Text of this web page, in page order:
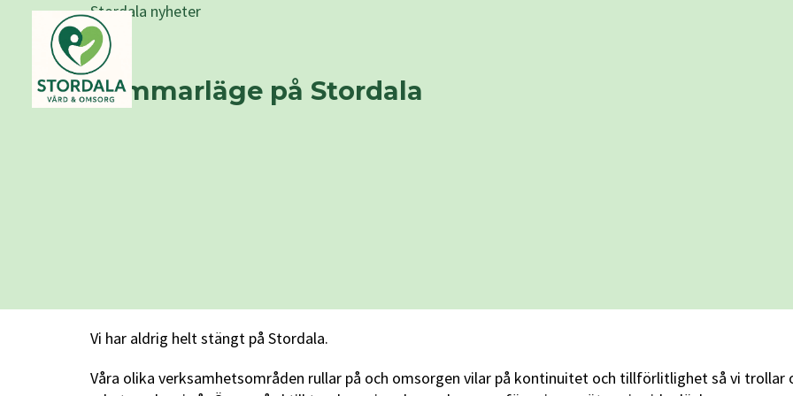
Stordala nyheter
Sommarläge på Stordala
Vi har aldrig helt stängt på Stordala.
Våra olika verksamhetsområden rullar på och omsorgen vilar på kontinuitet och tillförlitlighet så vi